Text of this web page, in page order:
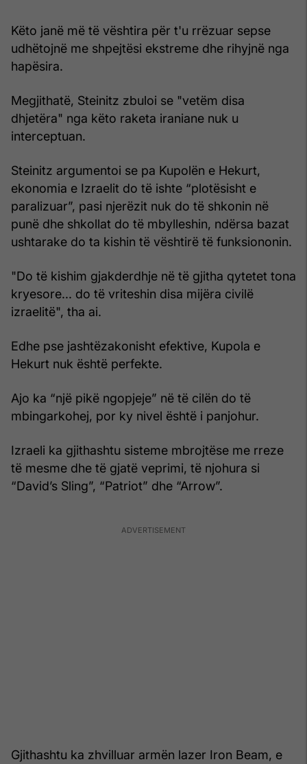
Këto janë më të vështira për t'u rrëzuar sepse
udhëtojnë me shpejtësi ekstreme dhe rihyjnë nga
hapësira.
Megjithatë, Steinitz zbuloi se "vetëm disa
dhjetëra" nga këto raketa iraniane nuk u
interceptuan.
Steinitz argumentoi se pa Kupolën e Hekurt,
ekonomia e Izraelit do të ishte “plotësisht e
paralizuar”, pasi njerëzit nuk do të shkonin në
punë dhe shkollat do të mbylleshin, ndërsa bazat
ushtarake do ta kishin të vështirë të funksiononin.
"Do të kishim gjakderdhje në të gjitha qytetet tona
kryesore... do të vriteshin disa mijëra civilë
izraelitë", tha ai.
Edhe pse jashtëzakonisht efektive, Kupola e
Hekurt nuk është perfekte.
Ajo ka “një pikë ngopjeje” në të cilën do të
mbingarkohej, por ky nivel është i panjohur.
Izraeli ka gjithashtu sisteme mbrojtëse me rreze
të mesme dhe të gjatë veprimi, të njohura si
“David’s Sling”, “Patriot” dhe “Arrow”.
Gjithashtu ka zhvilluar armën lazer Iron Beam, e